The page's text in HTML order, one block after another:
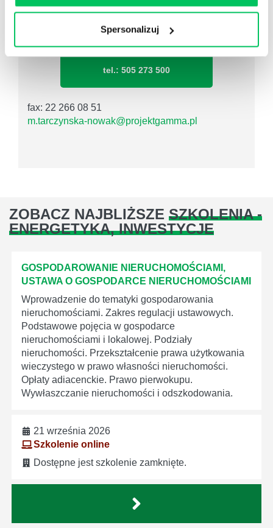
Spersonalizuj
Monika Tarczyńska-Nowak
tel.: 505 273 500
fax: 22 266 08 51
m.tarczynska-nowak@projektgamma.pl
ZOBACZ NAJBLIŻSZE SZKOLENIA -
ENERGETYKA, INWESTYCJE
GOSPODAROWANIE NIERUCHOMOŚCIAMI,
USTAWA O GOSPODARCE NIERUCHOMOŚCIAMI
Wprowadzenie do tematyki gospodarowania
nieruchomościami. Zakres regulacji ustawowych.
Podstawowe pojęcia w gospodarce
nieruchomościami i lokalowej. Podziały
nieruchomości. Przekształcenie prawa użytkowania
wieczystego w prawo własności nieruchomości.
Opłaty adiacenckie. Prawo pierwokupu.
Wywłaszczanie nieruchomości i odszkodowania.
21 września 2026
Szkolenie online
Dostępne jest szkolenie zamknięte.